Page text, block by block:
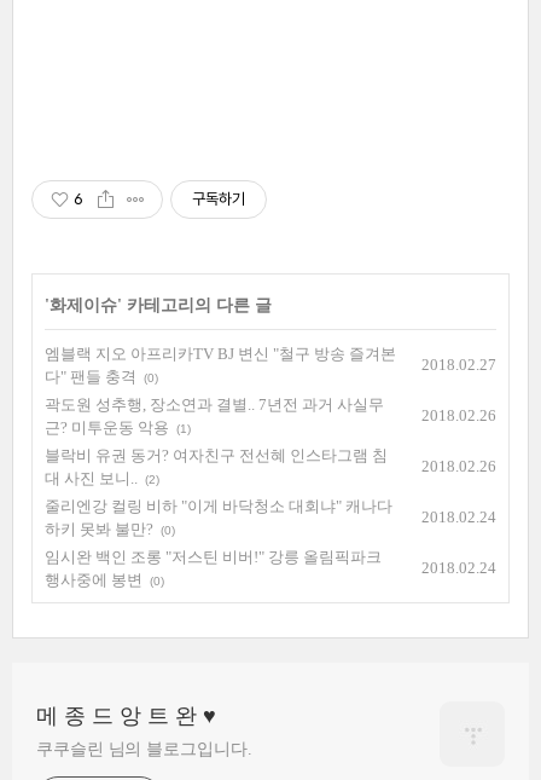
6 구독하기
'화제이슈' 카테고리의 다른 글
엠블랙 지오 아프리카TV BJ 변신 "철구 방송 즐겨본
다" 팬들 충격
(0)
2018.02.27
곽도원 성추행, 장소연과 결별.. 7년전 과거 사실무
근? 미투운동 악용
(1)
2018.02.26
블락비 유권 동거? 여자친구 전선혜 인스타그램 침
대 사진 보니..
(2)
2018.02.26
줄리엔강 컬링 비하 "이게 바닥청소 대회냐" 캐나다
하키 못봐 불만?
(0)
2018.02.24
임시완 백인 조롱 "저스틴 비버!" 강릉 올림픽파크
행사중에 봉변
(0)
2018.02.24
메 종 드 앙 트 완 ♥
쿠쿠슬린 님의 블로그입니다.